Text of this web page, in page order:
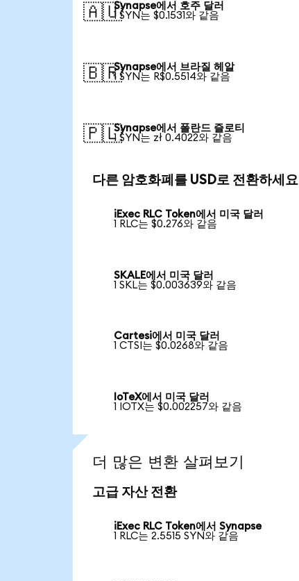
🇦🇺Synapse에서 호주 달러
1 SYN는 $0.1531와 같음
🇧🇷Synapse에서 브라질 헤알
1 SYN는 R$0.5514와 같음
🇵🇱Synapse에서 폴란드 즐로티
1 SYN는 zł 0.4022와 같음
다른 암호화폐를 USD로 전환하세요
iExec RLC Token에서 미국 달러
1 RLC는 $0.276와 같음
SKALE에서 미국 달러
1 SKL는 $0.003639와 같음
Cartesi에서 미국 달러
1 CTSI는 $0.0268와 같음
IoTeX에서 미국 달러
1 IOTX는 $0.002257와 같음
더 많은 변환 살펴보기
고급 자산 전환
iExec RLC Token에서 Synapse
1 RLC는 2.5515 SYN와 같음